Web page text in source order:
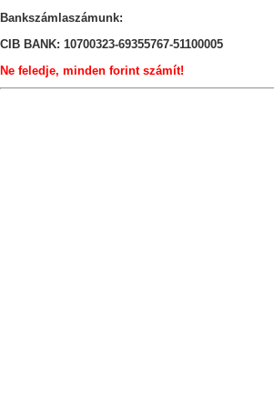
Bankszámlaszámunk:
CIB BANK: 10700323-69355767-51100005
Ne feledje, minden forint számít!